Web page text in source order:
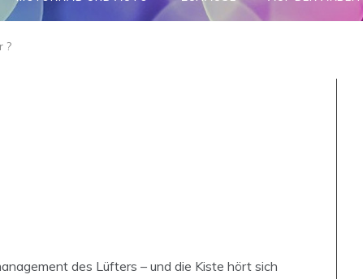
?
des Lüfters – und die Kiste hört sich